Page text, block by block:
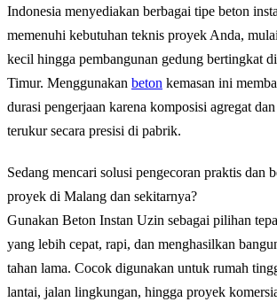
Indonesia menyediakan berbagai tipe beton
memenuhi kebutuhan teknis proyek Anda,
kecil hingga pembangunan gedung bertingkat
Timur. Menggunakan beton kemasan ini
durasi pengerjaan karena komposisi agregat dan
terukur secara presisi di pabrik.
Sedang mencari solusi pengecoran praktis dan
proyek di Malang dan sekitarnya?
Gunakan Beton Instan Uzin sebagai pilihan
yang lebih cepat, rapi, dan menghasilkan
tahan lama. Cocok digunakan untuk rumah
lantai, jalan lingkungan, hingga proyek